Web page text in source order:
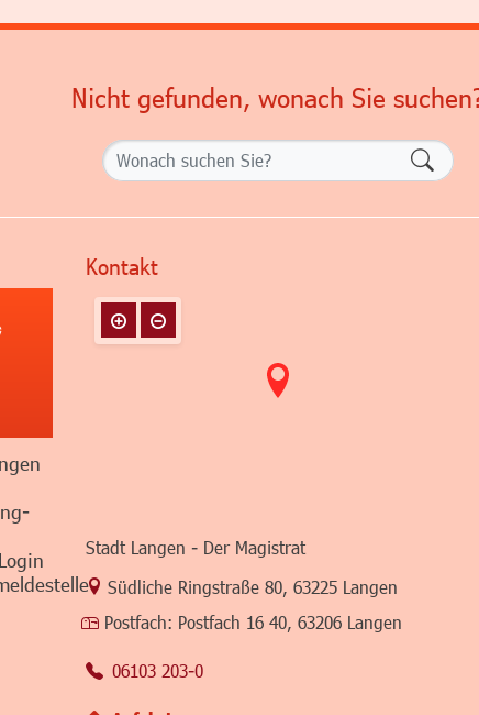
Nicht gefunden, wonach Sie
Kontakt
Stadt Langen - Der Magistrat
Link zur Google-Maps Navigation
Südliche Ringstraße 80 63225 Langen
Postfach: Postfach 16 40, 63206 Langen
06103 203-0